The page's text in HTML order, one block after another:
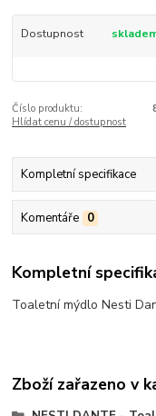
Dostupnost
Číslo produktu:
Hlídat cenu / dostupnost
Kompletní specifikace
Komentáře 0
Kompletní
Toaletní mýdlo Nesti
Zboží zařazeno v